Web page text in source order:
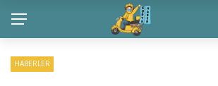
HABERLER